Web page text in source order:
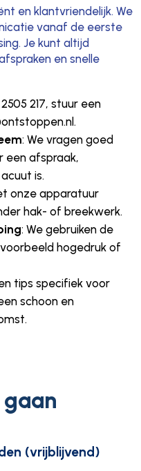
en klantvriendelijk. We
vanaf de eerste
Je kunt altijd
en snelle
217, stuur een
: We vragen goed
een afspraak,
is.
onze apparatuur
hak- of breekwerk.
: We gebruiken de
hogedruk of
tips specifiek voor
schoon en
(vrijblijvend)